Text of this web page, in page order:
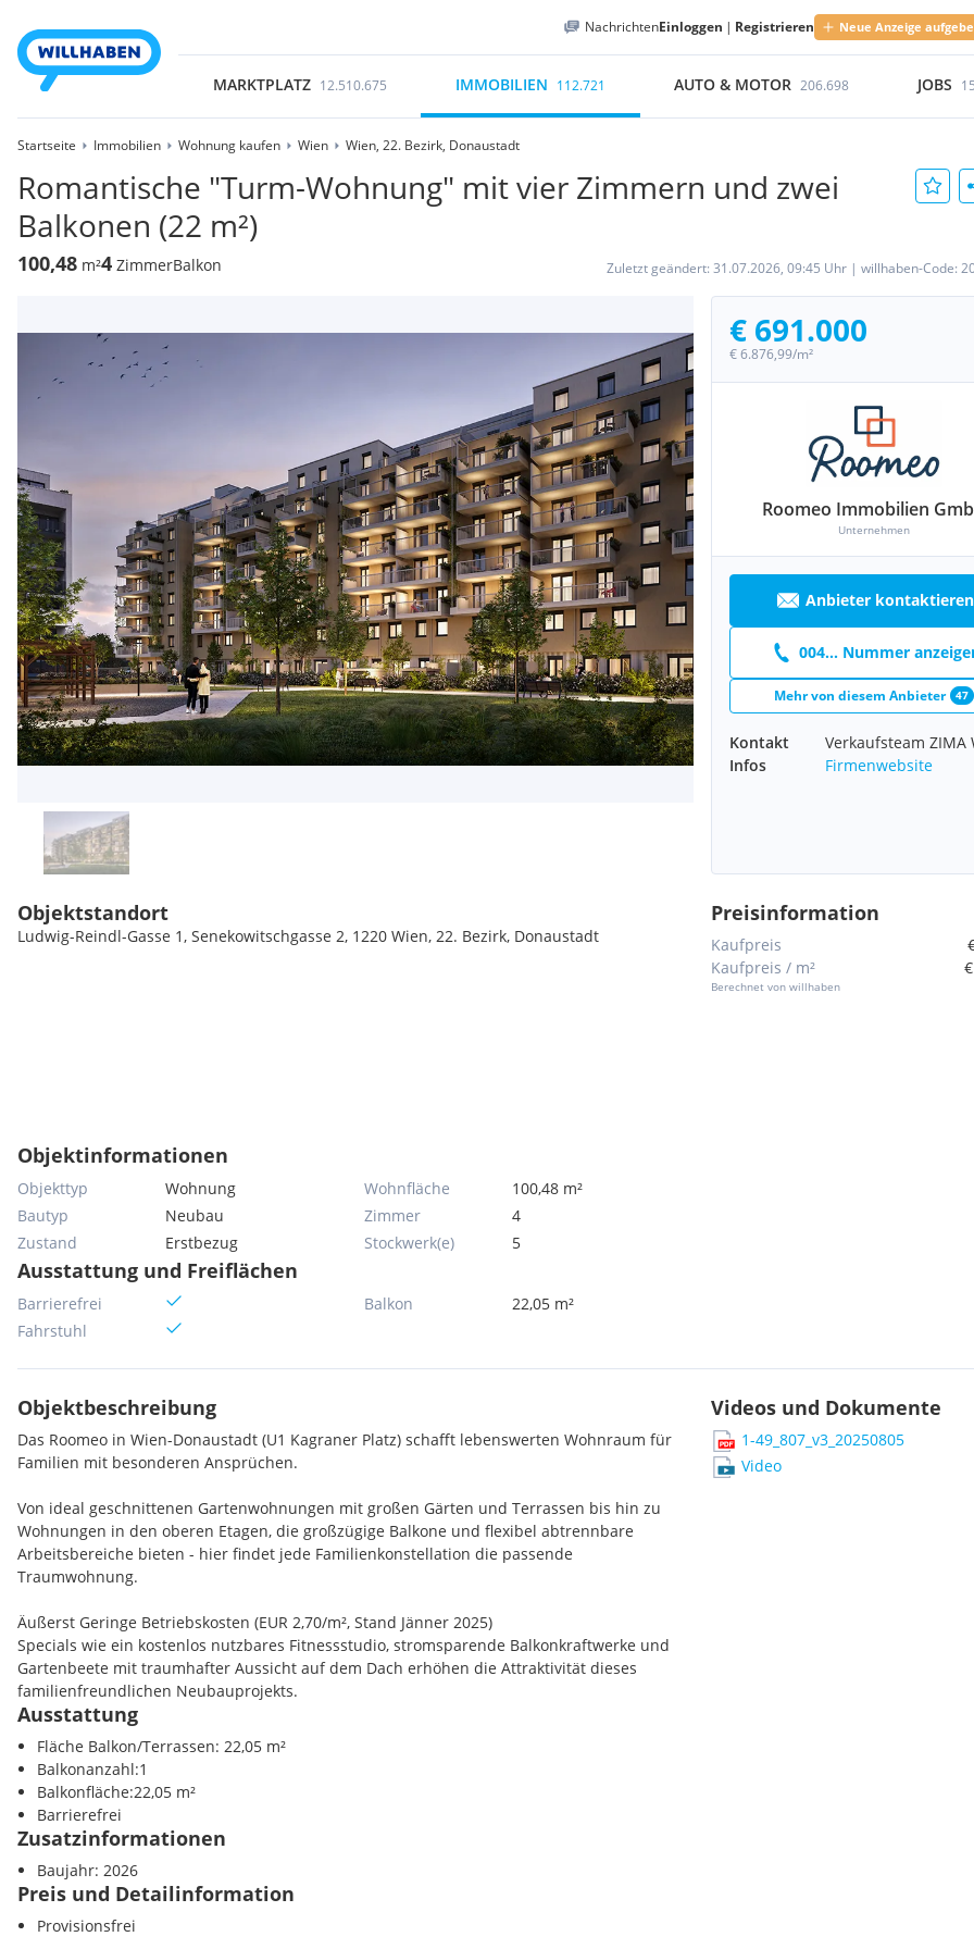
NachrichtenEinloggen | Registrieren Neue Anzeige
MARKTPLATZ 12.510.675 IMMOBILIEN 112.721 AUTO & MOTOR 206.698 JOBS
Startseite Immobilien Wohnung kaufen Wien Wien, 22. Bezirk, Donaustadt
Romantische "Turm-Wohnung" mit vier Zimmern und zwei
Balkonen (22 m²)
100,48 m²4 ZimmerBalkon Zuletzt geändert: 31.07.2026, 09:45 Uhr | willhaben-Code:
€ 691.000
€ 6.876,99/m²
Roomeo Immobilien
Unternehmen
Anbieter kontaktieren
004... Nummer
Mehr von diesem Anbieter 47
Kontakt
Verkaufsteam ZIMA
Infos
Firmenwebsite
Objektstandort
Ludwig-Reindl-Gasse 1, Senekowitschgasse 2, 1220 Wien, 22. Bezirk, Donaustadt
Objektinformationen
Objekttyp
Wohnung
Bautyp
Neubau
Zustand
Erstbezug
Wohnfläche
100,48 m²
Zimmer
4
Stockwerk(e)
5
Ausstattung und Freiflächen
Barrierefrei
Fahrstuhl
Balkon 22,05 m²
Preisinformation
Kaufpreis
Kaufpreis / m²
Berechnet von willhaben
Objektbeschreibung
Das Roomeo in Wien-Donaustadt (U1 Kagraner Platz) schafft lebenswerten Wohnraum für
Familien mit besonderen Ansprüchen.
Von ideal geschnittenen Gartenwohnungen mit großen Gärten und Terrassen bis hin zu
Wohnungen in den oberen Etagen, die großzügige Balkone und flexibel abtrennbare
Arbeitsbereiche bieten - hier findet jede Familienkonstellation die passende
Traumwohnung.
Äußerst Geringe Betriebskosten (EUR 2,70/m², Stand Jänner 2025)
Specials wie ein kostenlos nutzbares Fitnessstudio, stromsparende Balkonkraftwerke und
Gartenbeete mit traumhafter Aussicht auf dem Dach erhöhen die Attraktivität dieses
familienfreundlichen Neubauprojekts.
Für die Kleinen gibt es in der Nachbarschaft alles, was das Herz begehrt. Ein großer
Innenhof mit abwechslungsreichen Spielmöglichkeiten und der Ladinigpark direkt nebenan
sorgen für Freizeitspaß vor der Haustür. Die unmittelbare Umgebung bietet außerdem
zahlreiche weitere Kinderbetreuungs- und Freizeitangebote.
Highlights:
- Über 60 4-Zimmer und 5-Zimmer Familienwohnungen von 80 - 105 m² Nutzfläche
- Großzügige, über 2 m tiefe Freiflächen in allen Einheiten mit Größen ab 10 m²
- Private Gartenbeete auf dem Dach, außerdem Outdoor-Bereich mit Küche und Spielplatz
Ausstattung
Fläche Balkon/Terrassen: 22,05 m²
Balkonanzahl:1
Balkonfläche:22,05 m²
Barrierefrei
Zusatzinformationen
Baujahr: 2026
Preis und Detailinformation
Provisionsfrei
Videos und Dokumente
1-49_807_v3_20250805
Video